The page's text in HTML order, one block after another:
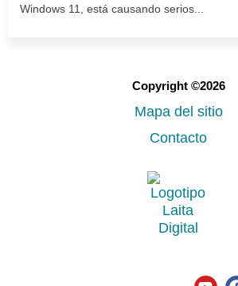
Windows 11, está causando serios...
Copyright ©2026
Mapa del sitio
Contacto